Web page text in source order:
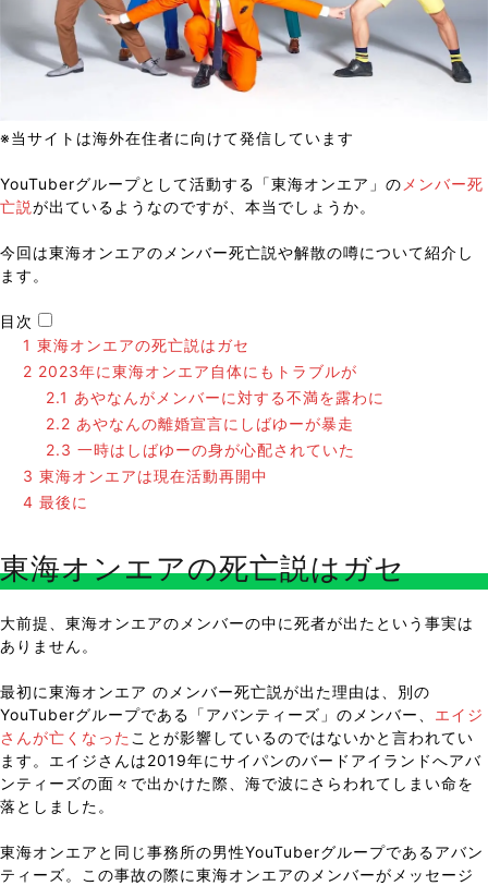
※当サイトは海外在住者に向けて発信しています
YouTuberグループとして活動する「東海オンエア」の メンバー死
亡説が出ているようなのですが、本当でしょうか。
今回は東海オンエアのメンバー死亡説や解散の噂について紹介し
ます。
目次
1 東海オンエアの死亡説はガセ
2 2023年に東海オンエア自体にもトラブルが
2.1 あやなんがメンバーに対する不満を露わに
2.2 あやなんの離婚宣言にしばゆーが暴走
2.3 一時はしばゆーの身が心配されていた
3 東海オンエアは現在活動再開中
4 最後に
東海オンエアの死亡説はガセ
大前提、東海オンエアのメンバーの中に死者が出たという事実は
ありません。
最初に東海オンエア のメンバー死亡説が出た理由は、別の
YouTuberグループである「アバンティーズ」のメンバー、 エイジ
さんが亡くなった ことが影響しているのではないかと言われてい
ます。エイジさんは2019年にサイパンのバードアイランドへアバ
ンティーズの面々で出かけた際、海で波にさらわれてしまい命を
落としました。
東海オンエアと同じ事務所の男性YouTuberグループであるアバン
ティーズ。この事故の際に東海オンエアのメンバーがメッセージ